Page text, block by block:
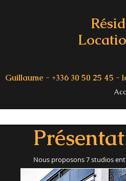
Guillaume - +336 30 50 25 45 -
Nous proposons 7 studios